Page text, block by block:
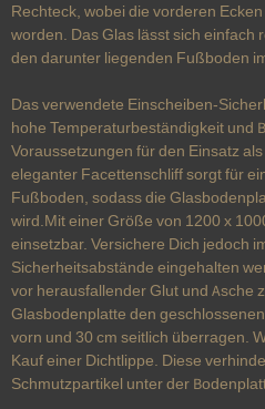
Rechteck, wobei die vorderen
worden. Das Glas lässt sich einfach
den darunter liegenden Fußboden
Das verwendete Einscheiben-
hohe Temperaturbeständigkeit und
Voraussetzungen für den Einsatz
eleganter Facettenschliff sorgt für
Fußboden, sodass die
wird.Mit einer Größe von 1200 x
einsetzbar. Versichere Dich jedoch
Sicherheitsabstände eingehalten
vor herausfallender Glut und Asche
Glasbodenplatte den
vorn und 30 cm seitlich überragen.
Kauf einer Dichtlippe. Diese
Schmutzpartikel unter der